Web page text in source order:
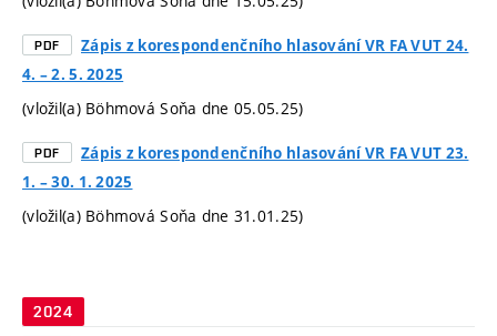
PDF
Zápis z korespondenčního hlasování VR FA VUT 24.
4. – 2. 5. 2025
(vložil(a) Böhmová Soňa dne 05.05.25)
PDF
Zápis z korespondenčního hlasování VR FA VUT 23.
1. – 30. 1. 2025
(vložil(a) Böhmová Soňa dne 31.01.25)
2024